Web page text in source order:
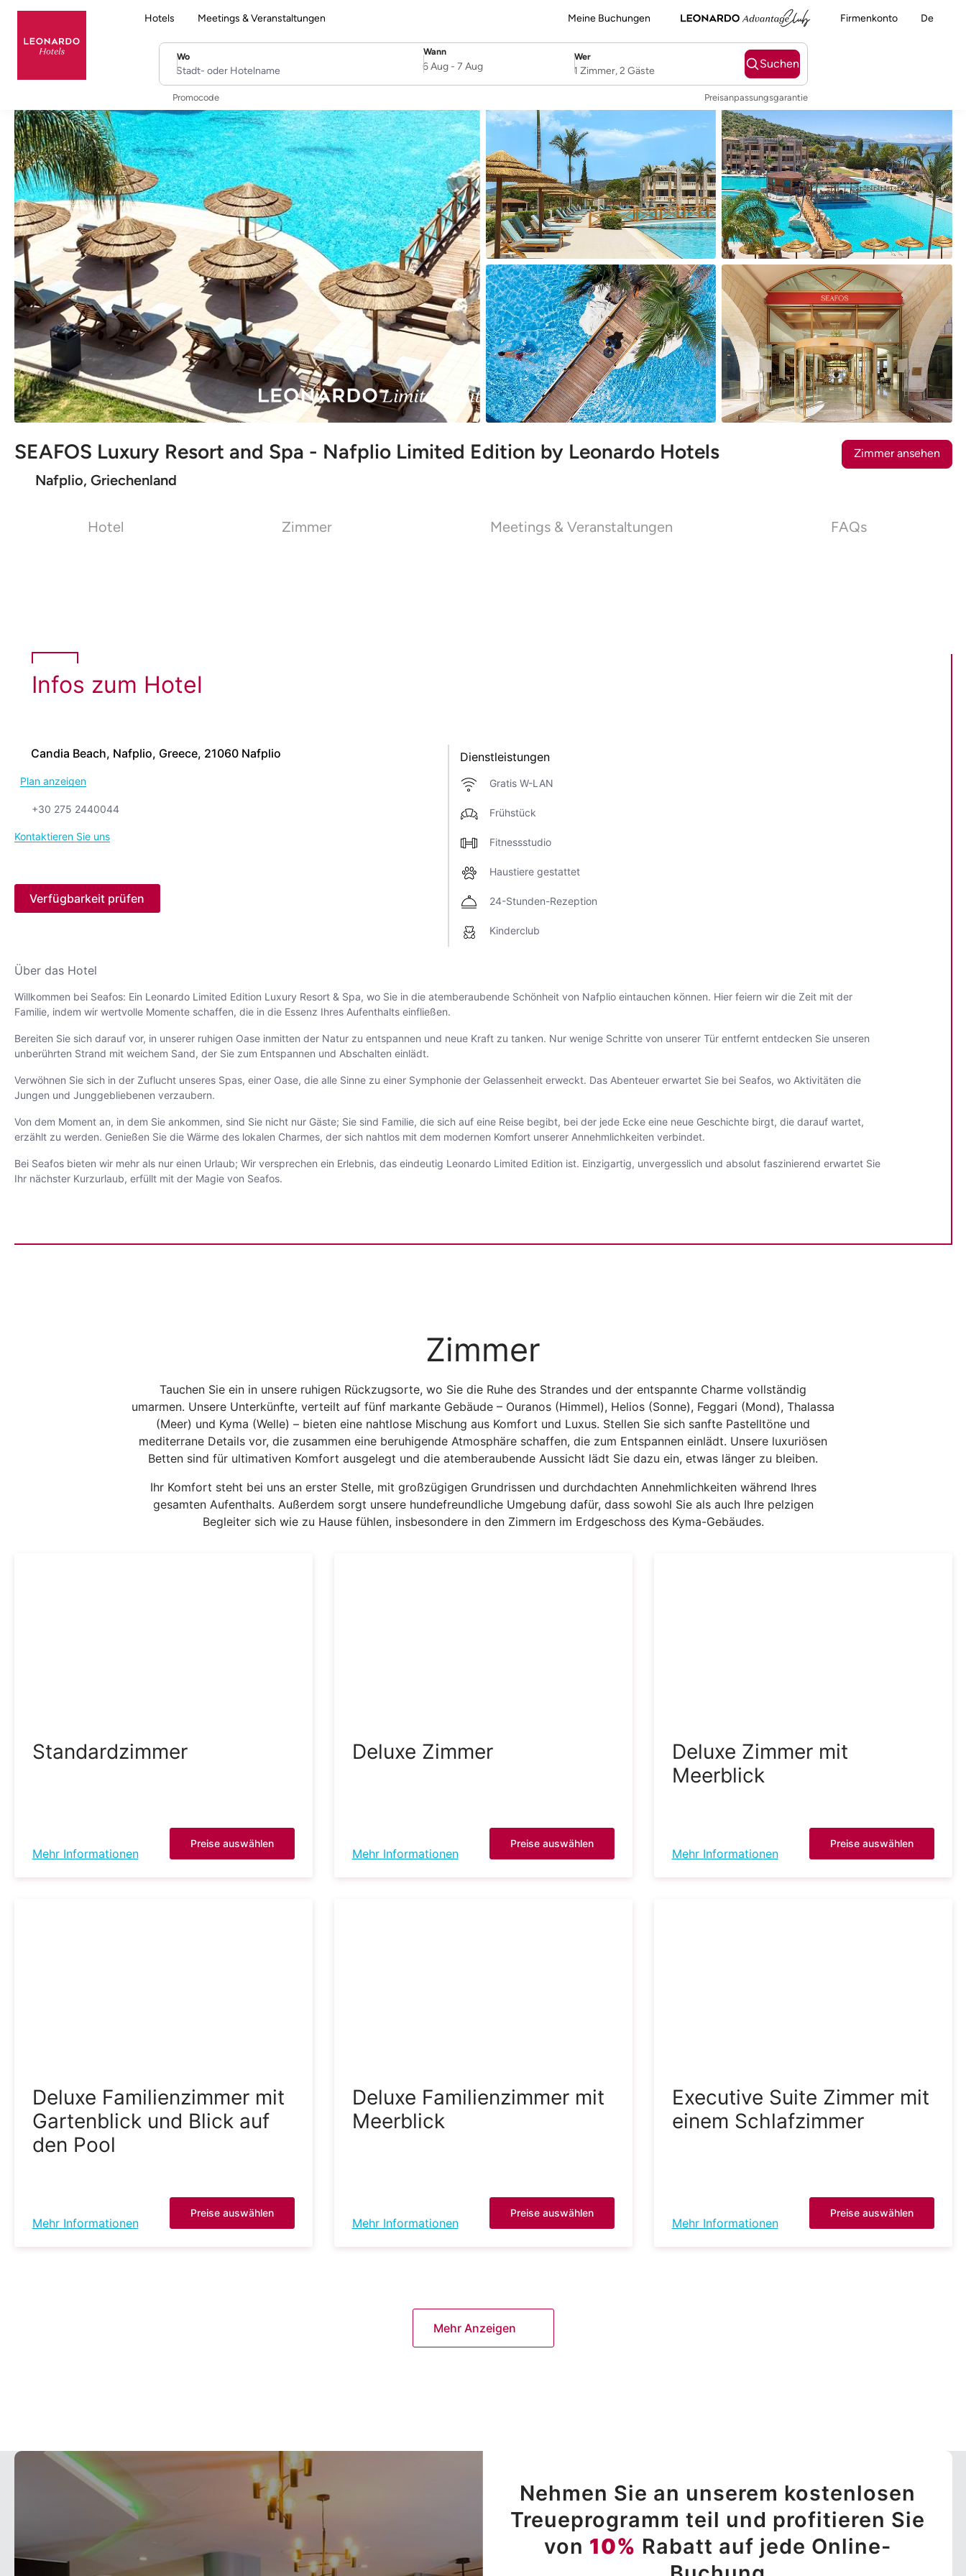
Hotels Meetings & Veranstaltungen Meine Buchungen Firmenkonto De
SEAFOS Luxury Resort and Spa - Nafplio Limited Edition by Leonardo Hotels
Nafplio, Griechenland
Zimmer ansehen
Wo
Stadt- oder Hotelname
Wann
SelectDate
6 Aug- 7 Aug
Wer
Username
1 Zimmer, 2 Gäste
Suchen
Promocode Preisanpassungsgarantie
Hotel Zimmer Meetings & Veranstaltungen FAQs
Infos zum Hotel
Candia Beach, Nafplio, Greece, 21060 Nafplio
Plan anzeigen
+30 275 2440044
Kontaktieren Sie uns
Verfügbarkeit prüfen
Dienstleistungen
Gratis W-LAN
Frühstück
Fitnessstudio
Haustiere gestattet
24-Stunden-Rezeption
Kinderclub
Über das Hotel
Willkommen bei Seafos: Ein Leonardo Limited Edition Luxury Resort & Spa, wo Sie in die atemberaubende Schönheit von Nafplio eintauchen können. Hier feiern wir die Zeit mit der
Familie, indem wir wertvolle Momente schaffen, die in die Essenz Ihres Aufenthalts einfließen.
Bereiten Sie sich darauf vor, in unserer ruhigen Oase inmitten der Natur zu entspannen und neue Kraft zu tanken. Nur wenige Schritte von unserer Tür entfernt entdecken Sie unseren
unberührten Strand mit weichem Sand, der Sie zum Entspannen und Abschalten einlädt.
Verwöhnen Sie sich in der Zuflucht unseres Spas, einer Oase, die alle Sinne zu einer Symphonie der Gelassenheit erweckt. Das Abenteuer erwartet Sie bei Seafos, wo Aktivitäten die
Jungen und Junggebliebenen verzaubern.
Von dem Moment an, in dem Sie ankommen, sind Sie nicht nur Gäste; Sie sind Familie, die sich auf eine Reise begibt, bei der jede Ecke eine neue Geschichte birgt, die darauf wartet,
erzählt zu werden. Genießen Sie die Wärme des lokalen Charmes, der sich nahtlos mit dem modernen Komfort unserer Annehmlichkeiten verbindet.
Bei Seafos bieten wir mehr als nur einen Urlaub; Wir versprechen ein Erlebnis, das eindeutig Leonardo Limited Edition ist. Einzigartig, unvergesslich und absolut faszinierend erwartet Sie
Ihr nächster Kurzurlaub, erfüllt mit der Magie von Seafos.
Zimmer
Tauchen Sie ein in unsere ruhigen Rückzugsorte, wo Sie die Ruhe des Strandes und der entspannte Charme vollständig
umarmen. Unsere Unterkünfte, verteilt auf fünf markante Gebäude – Ouranos (Himmel), Helios (Sonne), Feggari (Mond), Thalassa
(Meer) und Kyma (Welle) – bieten eine nahtlose Mischung aus Komfort und Luxus. Stellen Sie sich sanfte Pastelltöne und
mediterrane Details vor, die zusammen eine beruhigende Atmosphäre schaffen, die zum Entspannen einlädt. Unsere luxuriösen
Betten sind für ultimativen Komfort ausgelegt und die atemberaubende Aussicht lädt Sie dazu ein, etwas länger zu bleiben.
Ihr Komfort steht bei uns an erster Stelle, mit großzügigen Grundrissen und durchdachten Annehmlichkeiten während Ihres
gesamten Aufenthalts. Außerdem sorgt unsere hundefreundliche Umgebung dafür, dass sowohl Sie als auch Ihre pelzigen
Begleiter sich wie zu Hause fühlen, insbesondere in den Zimmern im Erdgeschoss des Kyma-Gebäudes.
Standardzimmer
Mehr Informationen
Preise auswählen
Deluxe Zimmer
Mehr Informationen
Preise auswählen
Deluxe Zimmer mit
Meerblick
Mehr Informationen
Preise auswählen
Deluxe Familienzimmer mit
Gartenblick und Blick auf
den Pool
Mehr Informationen
Preise auswählen
Deluxe Familienzimmer mit
Meerblick
Mehr Informationen
Preise auswählen
Executive Suite Zimmer mit
einem Schlafzimmer
Mehr Informationen
Preise auswählen
Mehr Anzeigen
Nehmen Sie an unserem kostenlosen
Treueprogramm teil und profitieren Sie
von 10% Rabatt auf jede Online-